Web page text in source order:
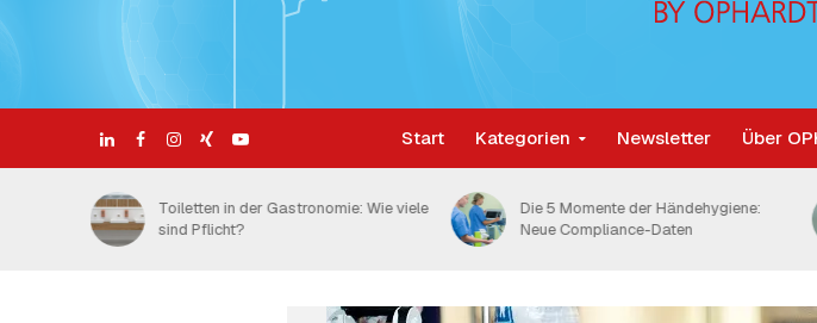
Start Kategorien Newsletter Über
Die 5 Momente der Händehygiene:
Neue Compliance-Daten
Sind die 6 Schritte der hygienischen
Händedesinfektion noch zeitgemäß?